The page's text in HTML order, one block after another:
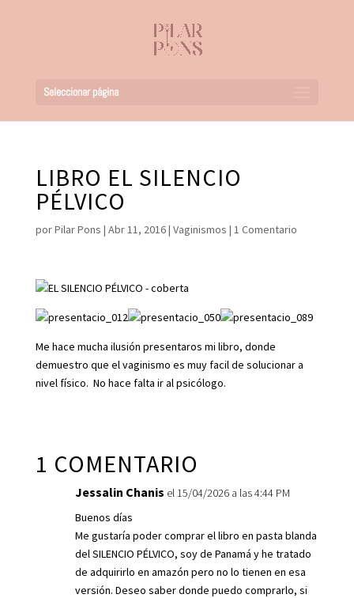
Seleccionar página
LIBRO EL SILENCIO
PÉLVICO
porPilar Pons | Abr 11, 2016| Vaginismos | 1 Comentario
Me hace mucha ilusión presentaros mi libro, donde
demuestro que el vaginismo es muy facil de solucionar a
nivel físico. No hace falta ir al psicólogo.
1 COMENTARIO
Jessalin Chanis el 15/04/2026 a las 4:44 PM
Buenos días
Me gustaría poder comprar el libro en pasta blanda
del SILENCIO PÉLVICO, soy de Panamá y he tratado
de adquirirlo en amazón pero no lo tienen en esa
versión. Deseo saber donde puedo comprarlo, si